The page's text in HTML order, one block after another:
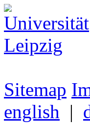
Sitemap
english |